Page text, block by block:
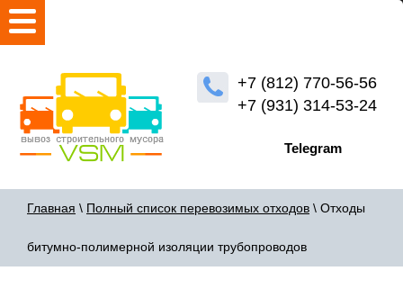
+7 (812) 770-56-56
+7 (931) 314-53-24
Telegram
Главная \ Полный список перевозимых отходов \ Отходы
битумно-полимерной изоляции трубопроводов